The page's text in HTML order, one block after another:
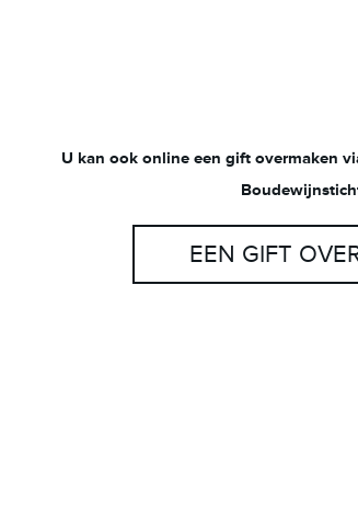
U kan ook online een gift overmaken
EEN GIFT